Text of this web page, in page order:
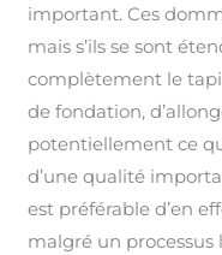
important. Ces
mais s’ils se sont
complètement le
de fondation,
potentiellement ce
d’une qualité
est préférable d’en
malgré un processus